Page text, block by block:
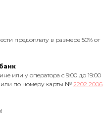
предоплату в размере 50% от
или у оператора с 9:00 до 19:00
или по номеру карты № 2202 2006